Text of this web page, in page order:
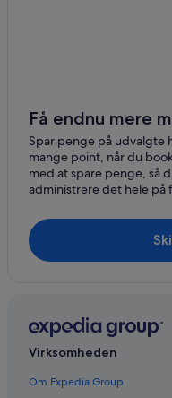
Få endnu mere
Spar penge på udvalgte
mange point, når du
med at spare penge, så
administrere det hele på
Virksomheden
Om Expedia Group